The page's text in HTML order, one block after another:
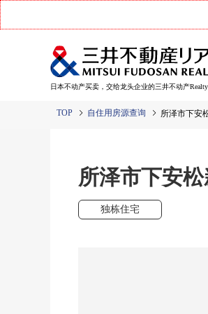
日本不动产买卖，交给龙头企业的三井不动产Realty
TOP 自住用房源查询 所泽市下安
所泽市下安
独栋住宅